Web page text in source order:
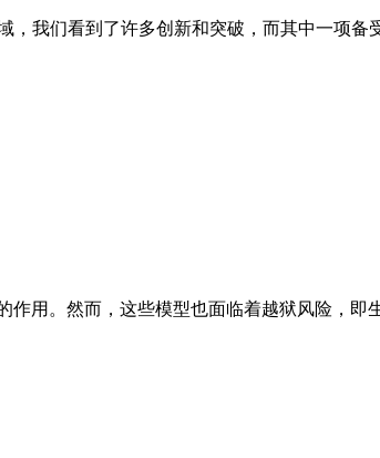
我们看到了许多创新和突破，而其中一项备
用。然而，这些模型也面临着越狱风险，即